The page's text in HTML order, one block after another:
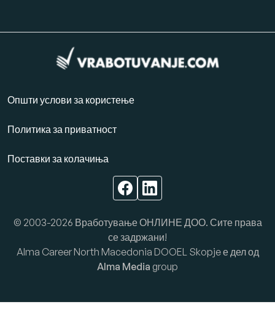
Општи услови за користење
Политика за приватност
Поставки за колачиња
© 2003-2026 Вработување ОНЛИНЕ ДОО. Сите права
се задржани!
Alma Career North Macedonia DOOEL Skopje е дел од
Alma Media group